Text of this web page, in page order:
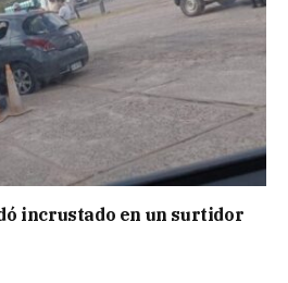
incrustado en un surtidor